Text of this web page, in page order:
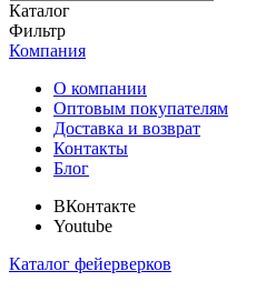
Каталог
Фильтр
Компания
О компании
Оптовым покупателям
Доставка и возврат
Контакты
Блог
ВКонтакте
Youtube
Каталог фейерверков